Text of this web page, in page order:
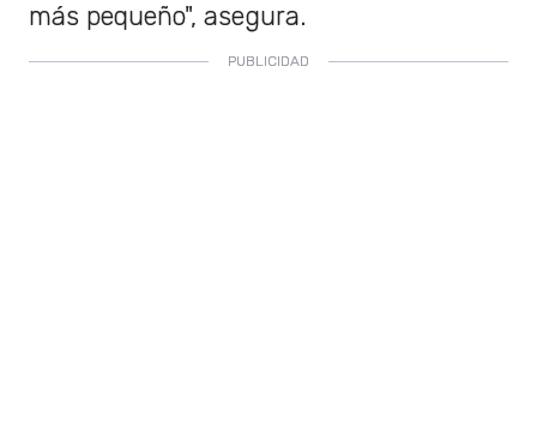
más pequeño", asegura.